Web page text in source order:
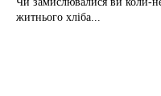
житнього хліба...